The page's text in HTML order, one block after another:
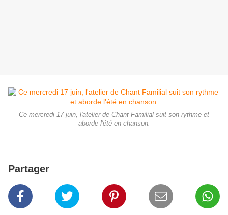
Ce mercredi 17 juin, l'atelier de Chant Familial suit son rythme et
aborde l'été en chanson.
Partager